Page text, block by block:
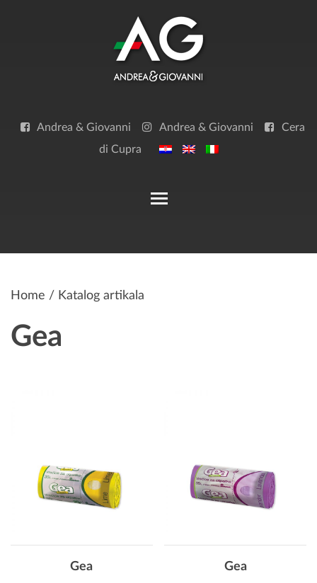
Andrea & Giovanni Andrea & Giovanni Cera
di Cupra
Home / Katalog artikala
Gea
Gea Gea